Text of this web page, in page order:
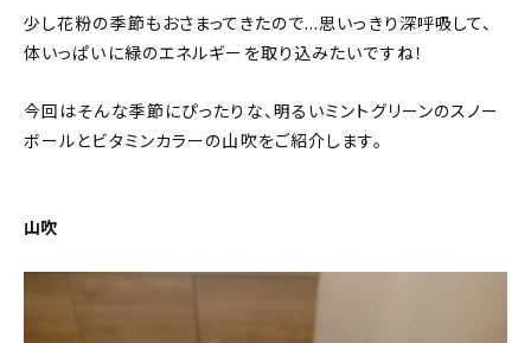
少し花粉の季節もおさまってきたので…思いっきり深呼吸して、
体いっぱいに緑のエネルギーを取り込みたいですね！
今回はそんな季節にぴったりな、明るいミントグリーンのスノー
ボールとビタミンカラーの山吹をご紹介します。
山吹